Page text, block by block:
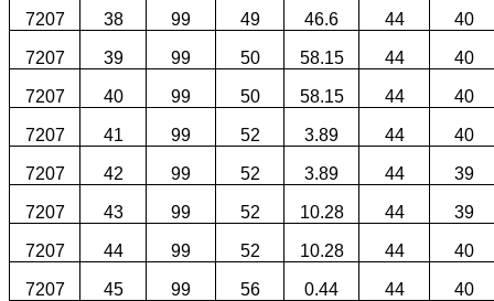
7207 38 99 49 46.6 44 40
7207 39 99 50 58.15 44 40
7207 40 99 50 58.15 44 40
7207 41 99 52 3.89 44 40
7207 42 99 52 3.89 44 39
7207 43 99 52 10.28 44 39
7207 44 99 52 10.28 44 40
7207 45 99 56 0.44 44 40